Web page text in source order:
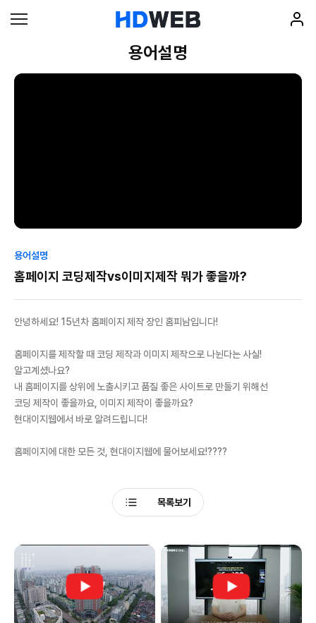
용어설명
용어설명
홈페이지 코딩제작vs이미지제작 뭐가 좋을까?
안녕하세요! 15년차 홈페이지 제작 장인 홈피남입니다!
홈페이지를 제작할 때 코딩 제작과 이미지 제작으로 나뉜다는 사실!
알고계셨나요?
내 홈페이지를 상위에 노출시키고 품질 좋은 사이트로 만들기 위해선
코딩 제작이 좋을까요, 이미지 제작이 좋을까요?
현대이지웹에서 바로 알려드립니다!
홈페이지에 대한 모든 것, 현대이지웹에 물어보세요!????
목록보기